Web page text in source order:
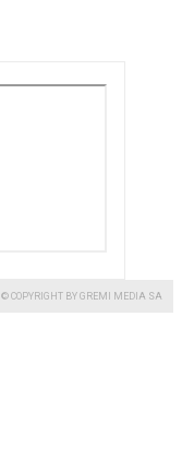
© COPYRIGHT BY GREMI MEDIA SA